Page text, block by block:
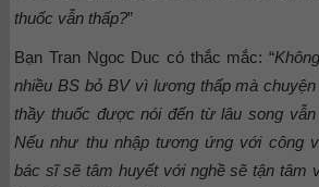
thuốc vẫn thấp?”
Bạn Tran Ngoc Duc có thắc mắc: “
nhiều BS bỏ BV vì lương thấp mà
thầy thuốc được nói đến từ lâu song
Nếu như thu nhập tương ứng với công
bác sĩ sẽ tâm huyết với nghề sẽ tận tâm